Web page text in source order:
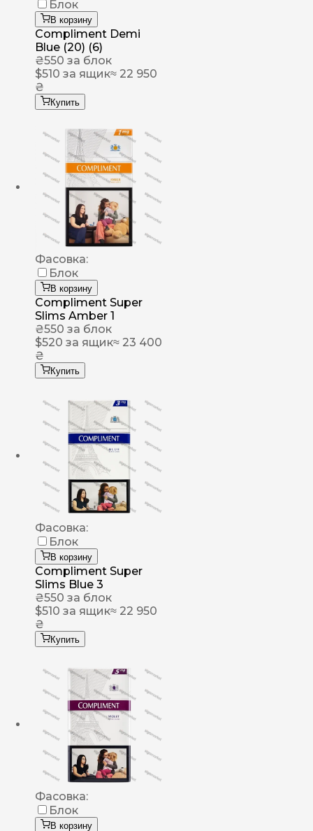
Блок
В корзину
Compliment Demi
Blue (20) (6)
₴550 за блок
$510 за ящик≈ 22 950
₴
Купить
Фасовка:
Блок
В корзину
Compliment Super
Slims Amber 1
₴550 за блок
$520 за ящик≈ 23 400
₴
Купить
Фасовка:
Блок
В корзину
Compliment Super
Slims Blue 3
₴550 за блок
$510 за ящик≈ 22 950
₴
Купить
Фасовка:
Блок
В корзину